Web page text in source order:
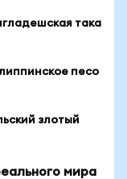
така
песо
злотый
мира